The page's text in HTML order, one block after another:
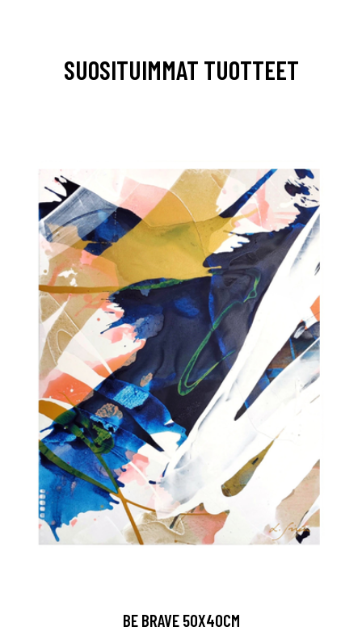
SUOSITUIMMAT TUOTTEET
BE BRAVE 50X40CM